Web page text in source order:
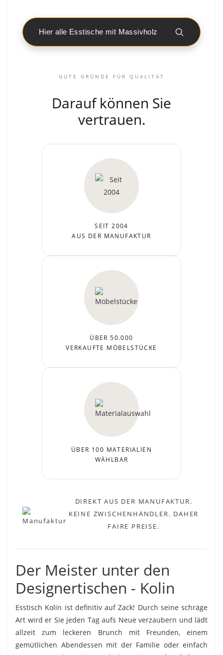
Hier alle Esstische mit Massivholz
GUTE GRÜNDE FÜR QUALITÄT
Darauf können Sie
vertrauen.
SEIT 2004
AUS DER MANUFAKTUR
ÜBER 50.000
VERKAUFTE MÖBELSTÜCKE
ÜBER 100 MATERIALIEN
WÄHLBAR
DIREKT AUS DER MANUFAKTUR.
KEINE ZWISCHENHÄNDLER. DAHER
FAIRE PREISE.
Der Meister unter den
Designertischen - Kolin
Esstisch Kolin ist definitiv auf Zack! Durch seine schräge
Art wird er Sie jeden Tag aufs Neue verzaubern und lädt
allzeit zum leckeren Brunch mit Freunden, einem
gemütlichen Abendessen mit der Familie oder einfach